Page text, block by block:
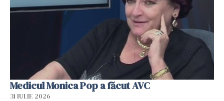
Medicul Monica Pop a făcut AVC
31 IULIE 2026